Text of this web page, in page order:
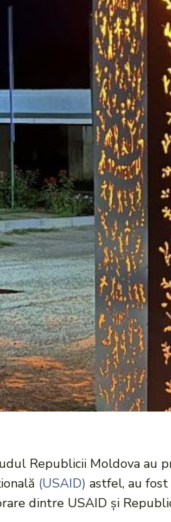
Republicii Moldova au
(USAID) astfel, au
dintre USAID și